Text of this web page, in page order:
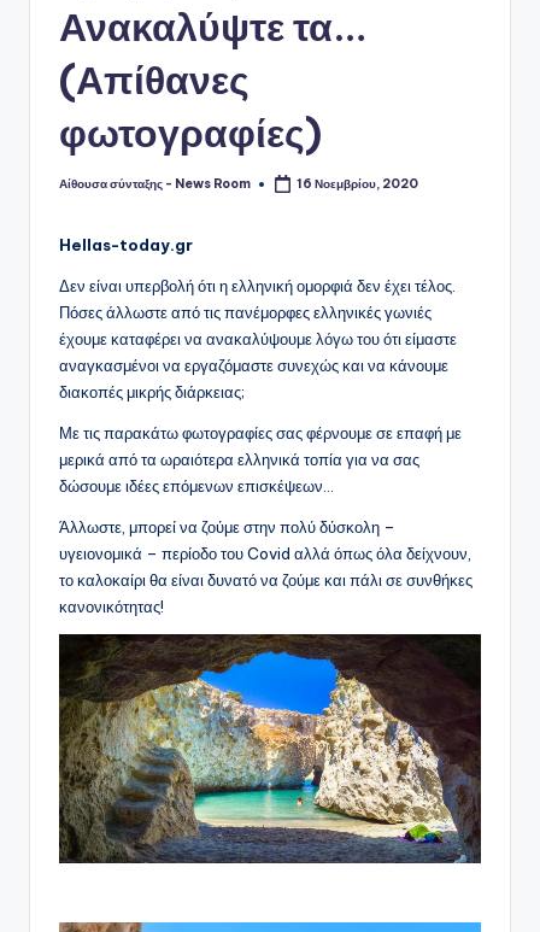
Ανακαλύψτε τα…
(Απίθανες
φωτογραφίες)
Συγγραφέας:
Αίθουσα σύνταξης - News Room 16 Νοεμβρίου, 2020
Hellas-today.gr
Δεν είναι υπερβολή ότι η ελληνική ομορφιά δεν έχει τέλος.
Πόσες άλλωστε από τις πανέμορφες ελληνικές γωνιές
έχουμε καταφέρει να ανακαλύψουμε λόγω του ότι είμαστε
αναγκασμένοι να εργαζόμαστε συνεχώς και να κάνουμε
διακοπές μικρής διάρκειας;
Με τις παρακάτω φωτογραφίες σας φέρνουμε σε επαφή με
μερικά από τα ωραιότερα ελληνικά τοπία για να σας
δώσουμε ιδέες επόμενων επισκέψεων…
Άλλωστε, μπορεί να ζούμε στην πολύ δύσκολη –
υγειονομικά – περίοδο του Covid αλλά όπως όλα δείχνουν,
το καλοκαίρι θα είναι δυνατό να ζούμε και πάλι σε συνθήκες
κανονικότητας!